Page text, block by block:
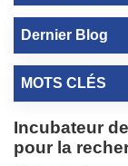
Dernier Blog
MOTS CLÉS
Incubateur
pour la